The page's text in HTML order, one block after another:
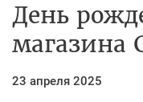
День
магазина
23 апреля 2025